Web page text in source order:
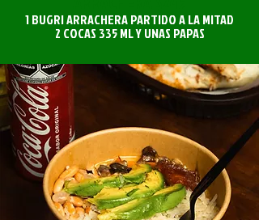
1 BUGRI ARRACHERA PARTIDO A LA MITAD
2 COCAS 335 ML Y UNAS PAPAS